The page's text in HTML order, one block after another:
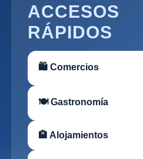
ACCESOS
RÁPIDOS
🛍 Comercios
🍽 Gastronomía
🏨 Alojamientos